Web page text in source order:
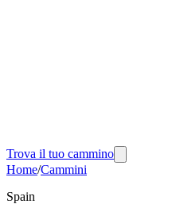
Trova il tuo cammino
Home/Cammini
Spain